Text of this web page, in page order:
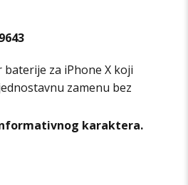
za iPhone X koji
zamenu bez
karaktera.